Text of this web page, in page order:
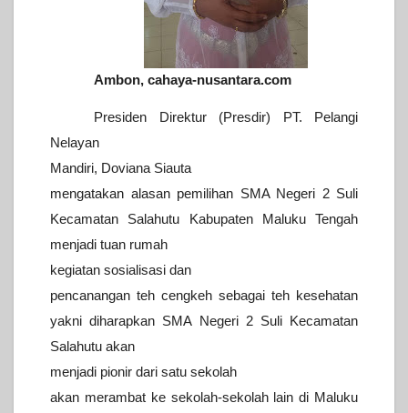
Ambon, cahaya-nusantara.com
Presiden Direktur (Presdir) PT. Pelangi
Nelayan
Mandiri, Doviana Siauta
mengatakan alasan pemilihan SMA Negeri 2 Suli
Kecamatan
Salahutu Kabupaten Maluku Tengah
menjadi tuan rumah
kegiatan sosialisasi dan
pencanangan teh cengkeh sebagai teh kesehatan
yakni diharapkan SMA Negeri 2 Suli Kecamatan
Salahutu akan
menjadi pionir dari satu sekolah
akan merambat ke sekolah-sekolah lain di Maluku